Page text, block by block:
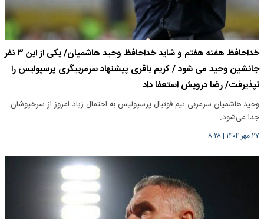
خداحافظ هفته هفتم و شاید خداحافظ وحید هاشمیان/ یکی از این ۳ نفر
جانشین وحید می شود / کریم باقری پیشنهاد سرمربیگری پرسپولیس را
نپذیرفت/ رضا درویش استعفا داد
وحید هاشمیان سرمربی تیم فوتبال پرسپولیس به احتمال زیاد امروز از سرخپوشان
جدا می‌شود.
۲۷ مهر ۱۴۰۴ |۸:۲۸